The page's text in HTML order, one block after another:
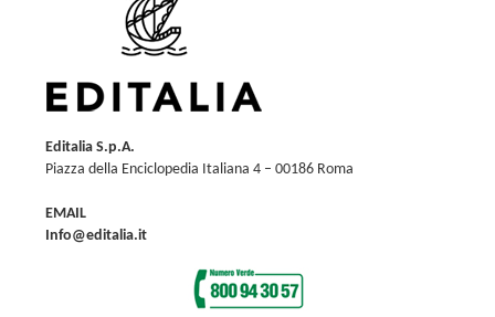
Editalia S.p.A.
Piazza della Enciclopedia Italiana 4 – 00186 Roma
EMAIL
Info@editalia.it